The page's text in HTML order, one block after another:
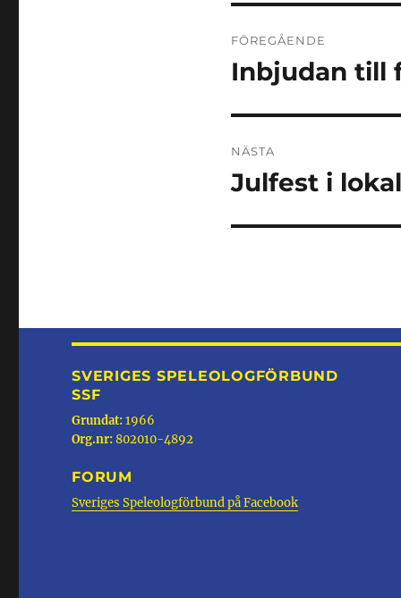
FÖREGÅENDE
Föregående
Inbjudan till
NÄSTA
Nästa
Julfest i
SVERIGES SPELEOLOGFÖRBUND
SSF
Grundat:1966
Org.nr:802010-4892
FORUM
Sveriges Speleologförbund på Facebook